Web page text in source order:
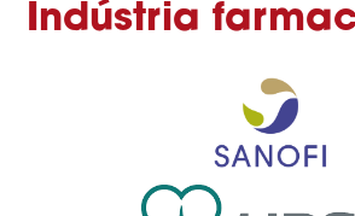
Indústria